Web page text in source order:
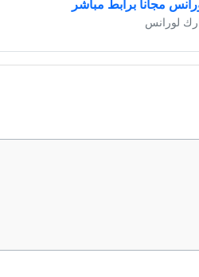
مجانا برابط مباشر
لورانس